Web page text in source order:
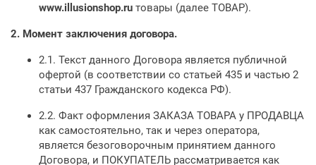
www.illusionshop.ru товары (далее ТОВАР).
2. Момент заключения договора.
2.1. Текст данного Договора является публичной
офертой (в соответствии со статьей 435 и частью 2
статьи 437 Гражданского кодекса РФ).
2.2. Факт оформления ЗАКАЗА ТОВАРА у ПРОДАВЦА
как самостоятельно, так и через оператора,
является безоговорочным принятием данного
Договора, и ПОКУПАТЕЛЬ рассматривается как